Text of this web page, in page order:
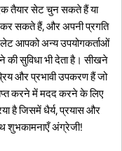
तैयार सेट चुन सकते हैं या
सकते हैं, और अपनी प्रगति
आपको अन्य उपयोगकर्ताओं
सुविधा भी देता है। सीखने
और प्रभावी उपकरण हैं जो
करने में मदद करने के लिए
है जिसमें धैर्य, प्रयास और
शुभकामनाएँ अंग्रेजी!